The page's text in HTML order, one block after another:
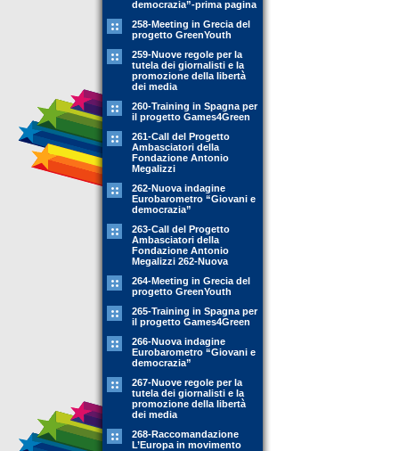
democrazia”-prima pagina
258-Meeting in Grecia del
progetto GreenYouth
259-Nuove regole per la
tutela dei giornalisti e la
promozione della libertà
dei media
260-Training in Spagna per
il progetto Games4Green
261-Call del Progetto
Ambasciatori della
Fondazione Antonio
Megalizzi
262-Nuova indagine
Eurobarometro “Giovani e
democrazia”
263-Call del Progetto
Ambasciatori della
Fondazione Antonio
Megalizzi 262-Nuova
264-Meeting in Grecia del
progetto GreenYouth
265-Training in Spagna per
il progetto Games4Green
266-Nuova indagine
Eurobarometro “Giovani e
democrazia”
267-Nuove regole per la
tutela dei giornalisti e la
promozione della libertà
dei media
268-Raccomandazione
L’Europa in movimento